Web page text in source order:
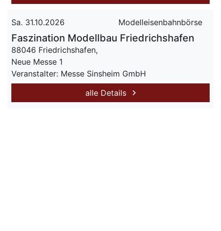
Sa. 31.10.2026 Modelleisenbahnbörse
Faszination Modellbau Friedrichshafen
88046 Friedrichshafen,
Neue Messe 1
Veranstalter: Messe Sinsheim GmbH
alle Details